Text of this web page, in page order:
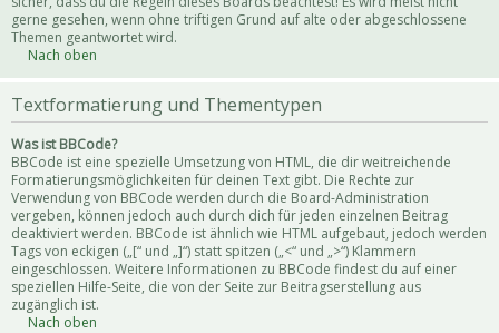
gerne gesehen, wenn ohne triftigen Grund auf alte oder abgeschlossene
Themen geantwortet wird.
Nach oben
Textformatierung und Thementypen
Was ist BBCode?
BBCode ist eine spezielle Umsetzung von HTML, die dir weitreichende
Formatierungsmöglichkeiten für deinen Text gibt. Die Rechte zur
Verwendung von BBCode werden durch die Board-Administration
vergeben, können jedoch auch durch dich für jeden einzelnen Beitrag
deaktiviert werden. BBCode ist ähnlich wie HTML aufgebaut, jedoch werden
Tags von eckigen („[“ und „]“) statt spitzen („<“ und „>“) Klammern
eingeschlossen. Weitere Informationen zu BBCode findest du auf einer
speziellen Hilfe-Seite, die von der Seite zur Beitragserstellung aus
zugänglich ist.
Nach oben